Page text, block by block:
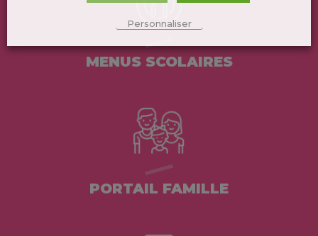
MENUS SCOLAIRES
PORTAIL FAMILLE
Personnaliser